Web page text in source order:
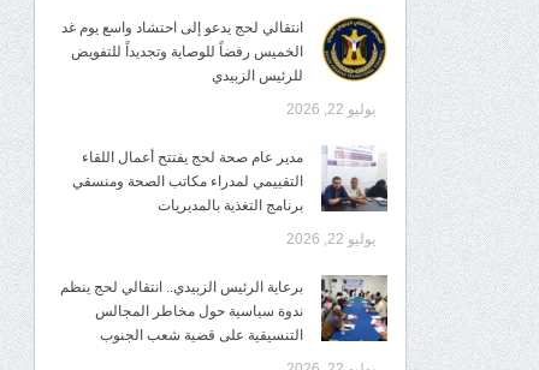
انتقالي لحج يدعو إلى احتشاد واسع يوم غد
الخميس رفضاً للوصاية وتجديداً للتفويض
للرئيس الزبيدي
يوليو 22, 2026
مدير عام صحة لحج يفتتح أعمال اللقاء
التقييمي لمدراء مكاتب الصحة ومنسقي
برنامج التغذية بالمديريات
يوليو 22, 2026
برعاية الرئيس الزبيدي.. انتقالي لحج ينظم
ندوة سياسية حول مخاطر المجالس
التنسيقية على قضية شعب الجنوب